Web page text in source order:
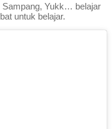
Sampang, Yukk… belajar
untuk belajar.